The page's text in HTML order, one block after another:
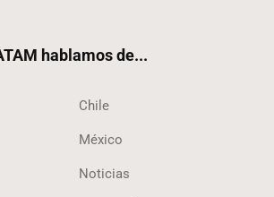
hablamos de...
Chile
México
Noticias